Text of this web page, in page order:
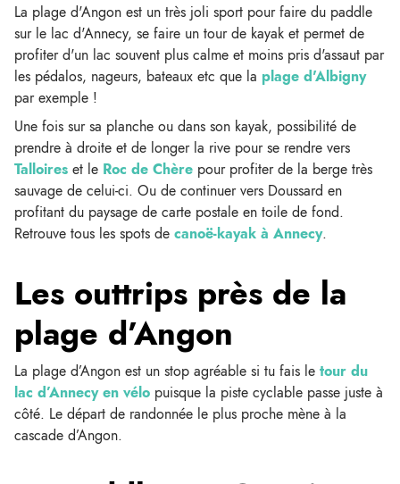
La plage d'Angon est un très joli sport pour faire du paddle
sur le lac d'Annecy, se faire un tour de kayak et permet de
profiter d'un lac souvent plus calme et moins pris d'assaut par
les pédalos, nageurs, bateaux etc que la plage d'Albigny
par exemple !
Une fois sur sa planche ou dans son kayak, possibilité de
prendre à droite et de longer la rive pour se rendre vers
Talloires et le Roc de Chère pour profiter de la berge très
sauvage de celui-ci. Ou de continuer vers Doussard en
profitant du paysage de carte postale en toile de fond.
Retrouve tous les spots de canoë-kayak à Annecy.
Les outtrips près de la
plage d’Angon
La plage d’Angon est un stop agréable si tu fais le tour du
lac d’Annecy en vélo puisque la piste cyclable passe juste à
côté. Le départ de randonnée le plus proche mène à la
cascade d’Angon.